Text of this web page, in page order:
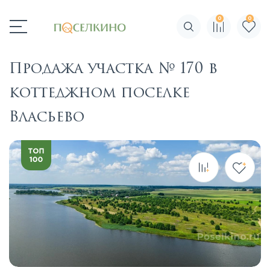
Поиск по сайту
0 0
Продажа участка № 170 в
коттеджном поселке
Власьево